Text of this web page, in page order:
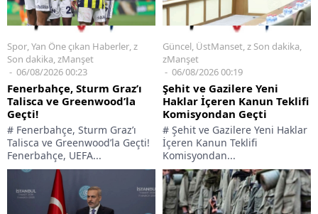
Spor,Yan Öne çıkan Haberler,z
Son dakika,zManşet
06/08/2026 00:23
Fenerbahçe, Sturm Graz’ı
Talisca ve Greenwood’la
Geçti!
# Fenerbahçe, Sturm Graz’ı
Talisca ve Greenwood’la Geçti!
Fenerbahçe, UEFA...
Güncel, ÜstManset,z Son dakika,
zManşet
06/08/2026 00:19
Şehit ve Gazilere Yeni
Haklar İçeren Kanun Teklifi
Komisyondan Geçti
# Şehit ve Gazilere Yeni Haklar
İçeren Kanun Teklifi
Komisyondan...